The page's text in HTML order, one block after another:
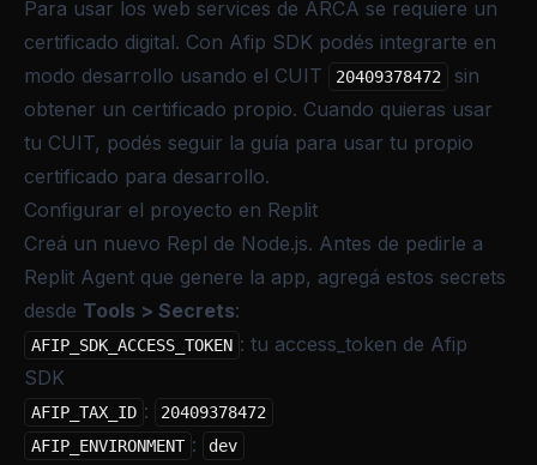
Para usar los web services de ARCA se requiere un
certificado digital. Con Afip SDK podés integrarte en
modo desarrollo usando el CUIT
20409378472
sin
obtener un certificado propio. Cuando quieras usar
tu CUIT, podés seguir la guía para usar tu propio
certificado para desarrollo.
Configurar el proyecto en Replit
Creá un nuevo Repl de Node.js. Antes de pedirle a
Replit Agent que genere la app, agregá estos secrets
desde Tools > Secrets:
AFIP_SDK_ACCESS_TOKEN : tu access_token de Afip
SDK
AFIP_TAX_ID :
20409378472
AFIP_ENVIRONMENT : dev